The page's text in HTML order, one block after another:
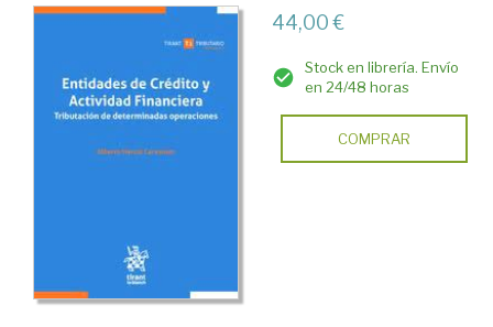
44,00 €
Stock en librería. Envío
en 24/48 horas
COMPRAR